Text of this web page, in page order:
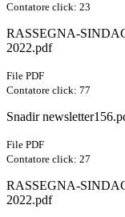
Contatore click: 23
RASSEGNA-
2022.pdf
File PDF
Contatore click: 77
Snadir
File PDF
Contatore click: 27
RASSEGNA-
2022.pdf